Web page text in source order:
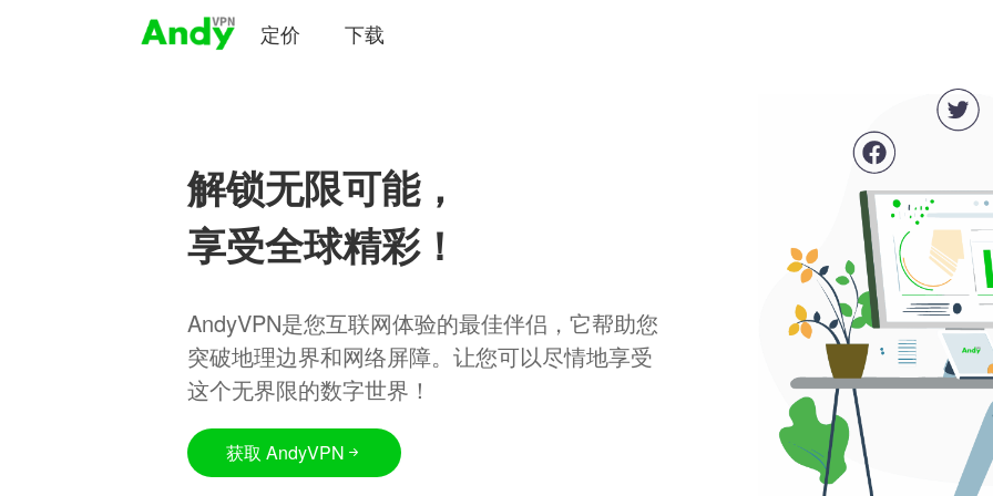
定价 下载
解锁无限可能，
享受全球精彩！
AndyVPN是您互联网体验的最佳伴侣，它帮助您
突破地理边界和网络屏障。让您可以尽情地享受
这个无界限的数字世界！
获取 AndyVPN